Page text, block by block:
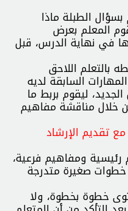
الطبلة ماذا
المعلم بعرض
في نهاية الدرس، قبل
السابقة لديه
ليقوم بربط ما
خلال مناقشة مفاهيم
تقديم الإرشاد
ومفاهيم فرعية،
صغيرة متدرجة
خطوة بخطوة، ولا